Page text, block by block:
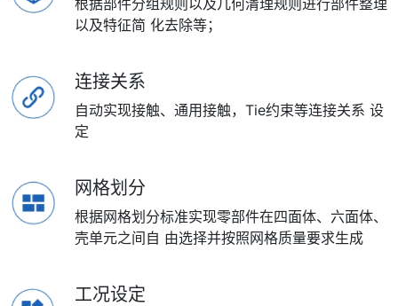
根据部件分组规则以及几何清理规则进行部件整理
以及特征简 化去除等；
连接关系
自动实现接触、通用接触，Tie约束等连接关系 设
定
网格划分
根据网格划分标准实现零部件在四面体、六面体、
壳单元之间自 由选择并按照网格质量要求生成
工况设定